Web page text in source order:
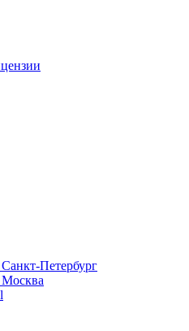
Санкт-Петербург
Москва